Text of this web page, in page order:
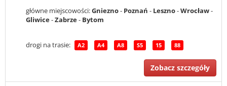
główne miejscowości:Gniezno- Poznań - Leszno-Wrocław-
Gliwice-Zabrze- Bytom
drogi na trasie: A2 A4 A8 S5 15 88
Zobacz szczegóły